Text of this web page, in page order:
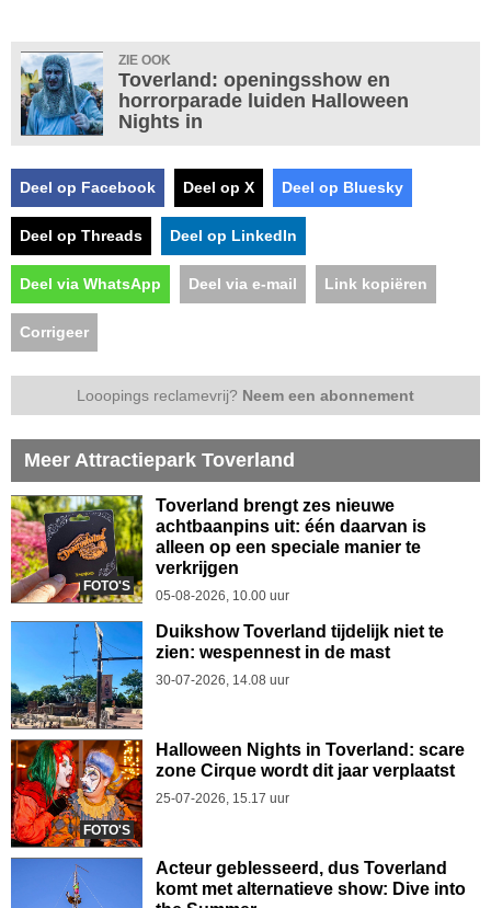
ZIE OOK
Toverland: openingsshow en
horrorparade luiden Halloween
Nights in
Deel op Facebook Deel op X Deel op Bluesky
Deel op Threads Deel op LinkedIn
Deel via WhatsApp Deel via e-mail Link kopiëren
Corrigeer
Looopings reclamevrij? Neem een abonnement
Meer Attractiepark Toverland
FOTO'S
Toverland brengt zes nieuwe
achtbaanpins uit: één daarvan is
alleen op een speciale manier te
verkrijgen
05-08-2026, 10.00 uur
Duikshow Toverland tijdelijk niet te
zien: wespennest in de mast
30-07-2026, 14.08 uur
FOTO'S
Halloween Nights in Toverland: scare
zone Cirque wordt dit jaar verplaatst
25-07-2026, 15.17 uur
Acteur geblesseerd, dus Toverland
komt met alternatieve show: Dive into